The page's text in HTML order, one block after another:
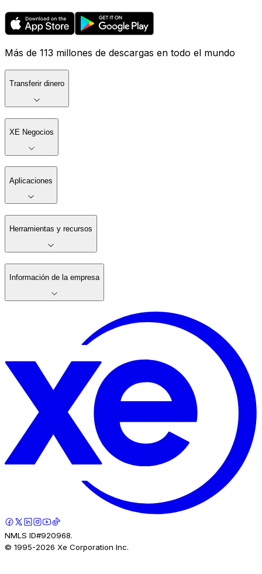
Más de 113 millones de descargas en todo el mundo
Transferir dinero
XE Negocios
Aplicaciones
Herramientas y recursos
Información de la empresa
NMLS ID#920968.
© 1995-2026 Xe Corporation Inc.